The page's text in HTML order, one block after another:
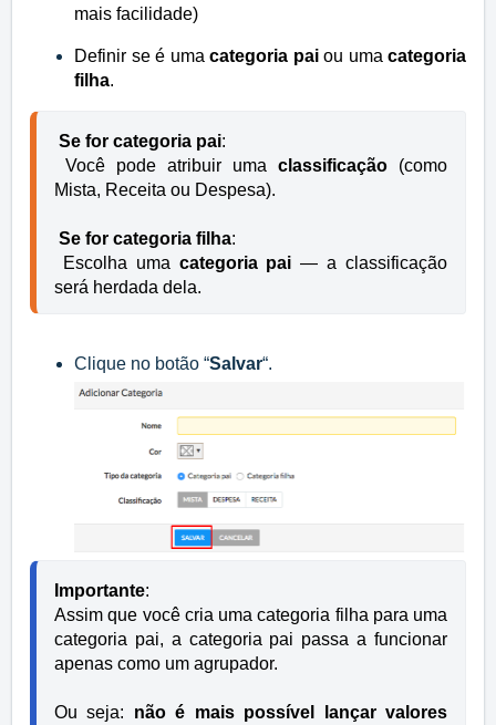
mais facilidade)
Definir se é uma categoria paiou uma categoria
filha.
Se for categoria pai:
Você pode atribuir uma classificação (como
Mista, Receita ou Despesa).
Se for categoria filha:
Escolha uma categoria pai — a classificação
será herdada dela.
Clique no botão “Salvar“.
Importante:
Assim que você cria uma categoria filha para uma
categoria pai, a categoria pai passa a funcionar
apenas como um agrupador.
Ou seja: não é mais possível lançar valores